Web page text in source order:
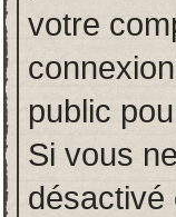
votre
public
Si vous
désactivé